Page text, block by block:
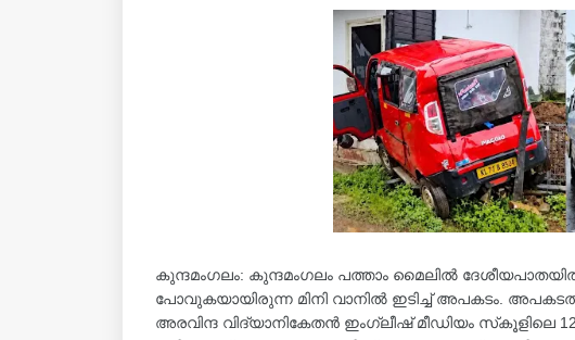
കുന്ദമംഗലം: കുന്ദമംഗലം പത്താം മൈലിൽ
പോവുകയായിരുന്ന മിനി വാനിൽ ഇടിച്ച് അപകടം.
അരവിന്ദ വിദ്യാനികേതൻ ഇംഗ്ലീഷ് മീഡിയം